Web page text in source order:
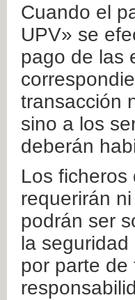
Cuando el
UPV» se
pago de las
transacción
sino a los
deberán
Los ficheros
requerirán
podrán ser
la
por parte de